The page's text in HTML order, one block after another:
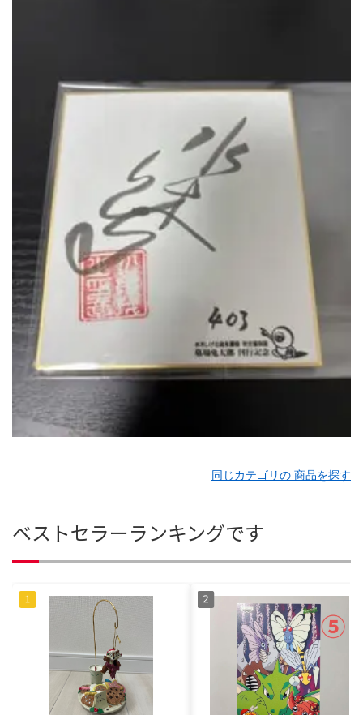
同じカテゴリの 商品を探す
ベストセラーランキングです